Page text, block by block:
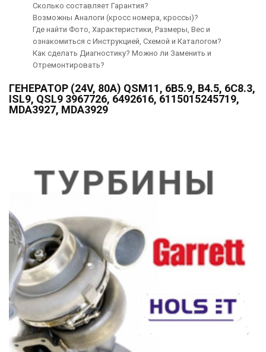
Сколько составляет Гарантия?
Возможны Аналоги (кросс номера, кроссы)?
Где найти Фото, Характеристики, Размеры, Вес и
ознакомиться с Инструкцией, Схемой и Каталогом?
Как сделать Диагностику? Можно ли Заменить и
Отремонтировать?
ГЕНЕРАТОР (24V, 80A) QSM11, 6B5.9, B4.5, 6C8.3,
ISL9, QSL9 3967726, 6492616, 6115015245719,
MDA3927, MDA3929